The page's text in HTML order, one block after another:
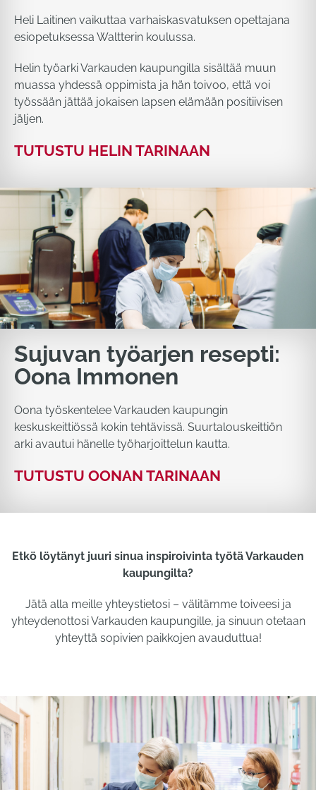
Heli Laitinen vaikuttaa varhaiskasvatuksen opettajana
esiopetuksessa Waltterin koulussa.
Helin työarki Varkauden kaupungilla sisältää muun
muassa yhdessä oppimista ja hän toivoo, että voi
työssään jättää jokaisen lapsen elämään positiivisen
jäljen.
TUTUSTU HELIN TARINAAN
Sujuvan työarjen resepti:
Oona Immonen
Oona työskentelee Varkauden kaupungin
keskuskeittiössä kokin tehtävissä. Suurtalouskeittiön
arki avautui hänelle työharjoittelun kautta.
TUTUSTU OONAN TARINAAN
Etkö löytänyt juuri sinua inspiroivinta työtä Varkauden
kaupungilta?
Jätä alla meille yhteystietosi – välitämme toiveesi ja
yhteydenottosi Varkauden kaupungille, ja sinuun otetaan
yhteyttä sopivien paikkojen avauduttua!